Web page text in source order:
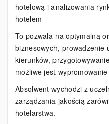
hotelową i analizowania
hotelem
To pozwala na optymalną
biznesowych, prowadzenie
kierunków,
możliwe jest
Absolwent wychodzi z
zarządzania jakością
hotelarstwa.